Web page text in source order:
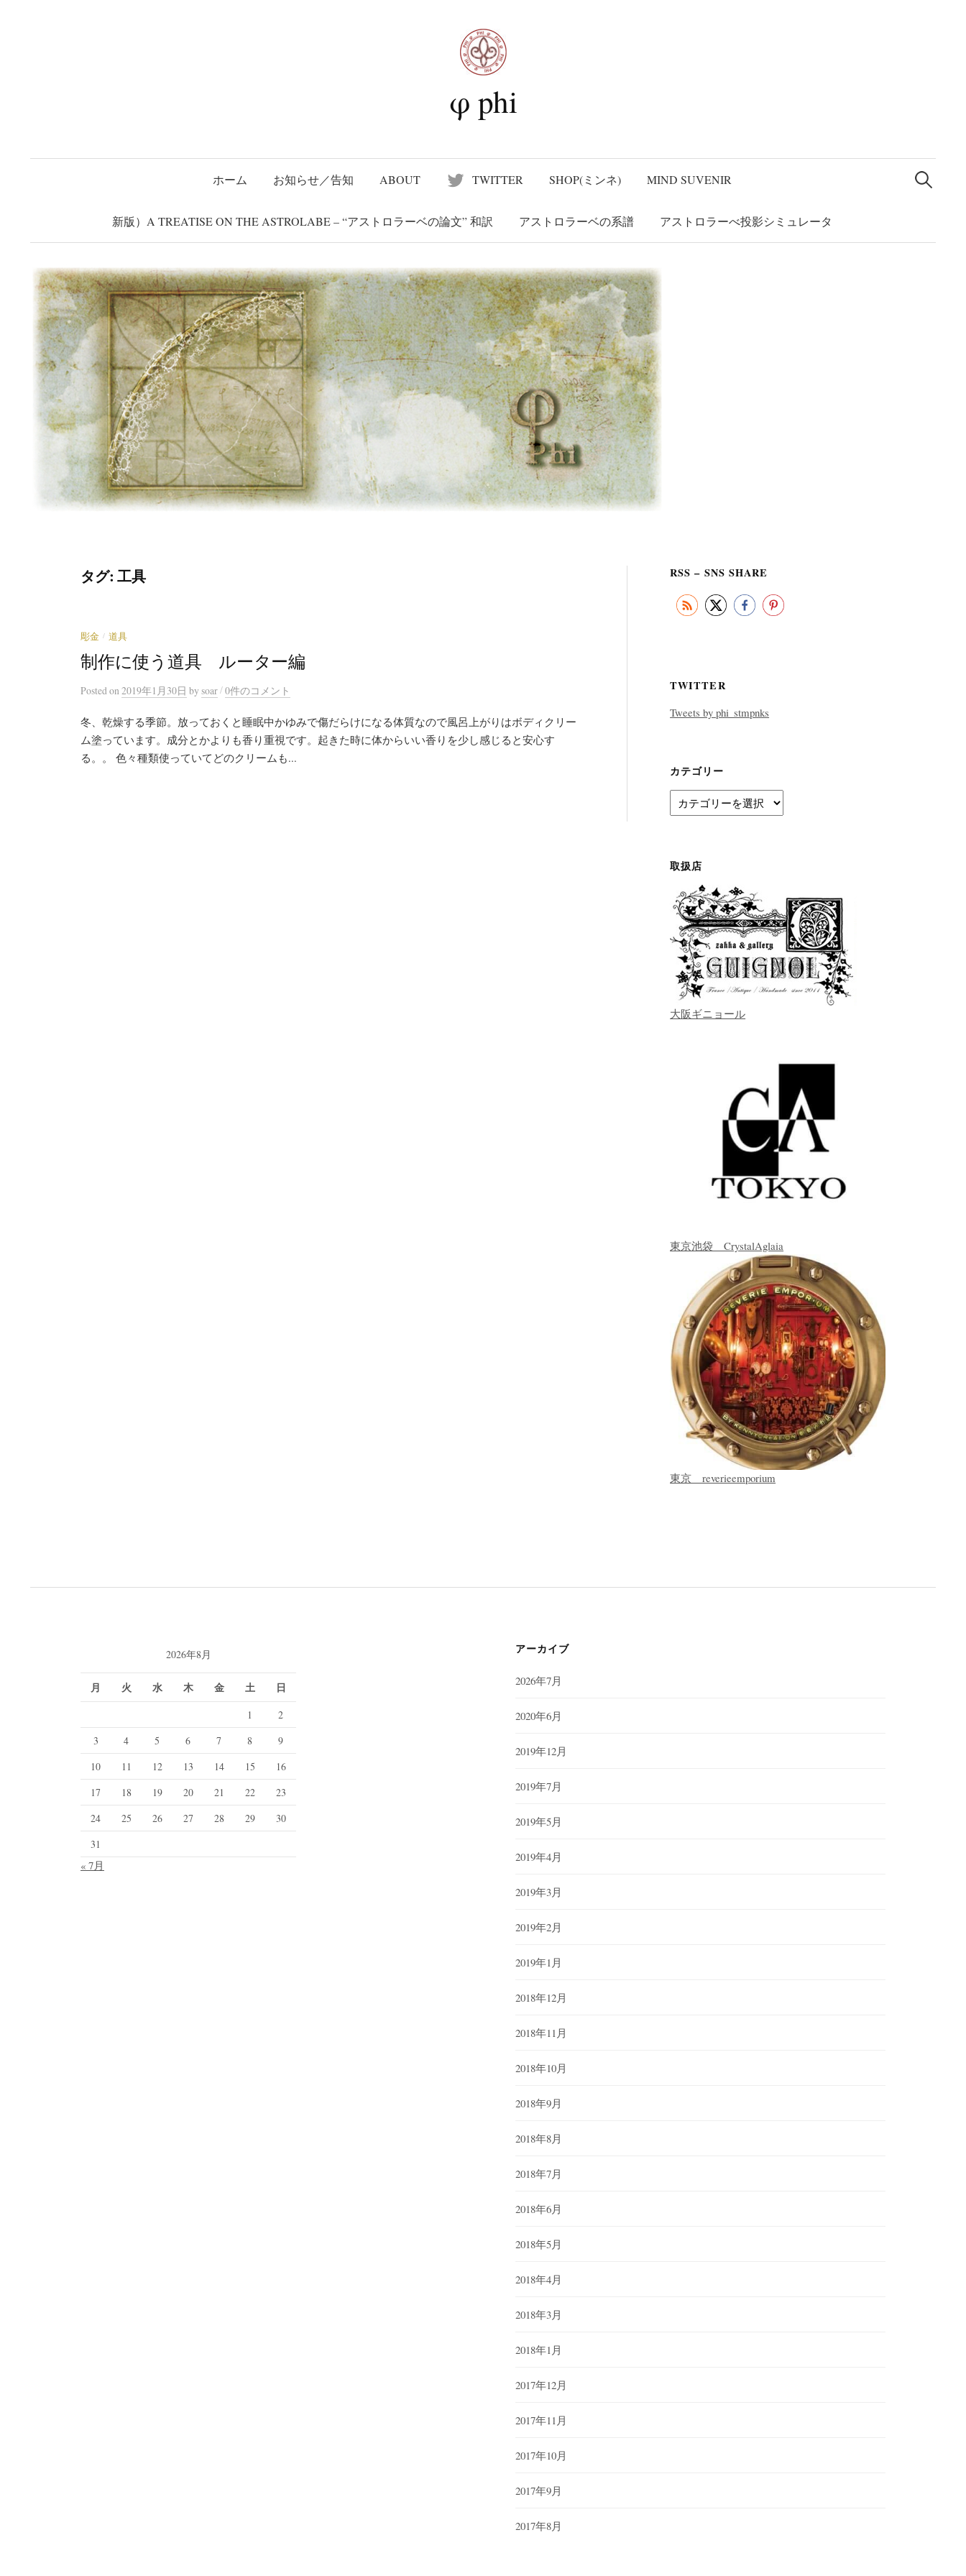
φ phi
ホーム お知らせ／告知 ABOUT TWITTER SHOP(ミンネ) MIND SUVENIR
新版）A TREATISE ON THE ASTROLABE – “アストロラーベの論文” 和訳 アストロラーベの系譜 アストロラーべ投影シミュレータ
検
索:
タグ:工具
彫金 / 道具
制作に使う道具 ルーター編
Postedon 2019年1月30日 by soar/0件のコメント
冬、乾燥する季節。放っておくと睡眠中かゆみで傷だらけになる体質なので風呂上がりはボディクリー
ム塗っています。成分とかよりも香り重視です。起きた時に体からいい香りを少し感じると安心す
る。。 色々種類使っていてどのクリームも...
RSS – SNS SHARE
TWITTER
Tweets by phi_stmpnks
カテゴリー
テ
ー
取扱店
大阪ギニョール
東京池袋 CrystalAglaia
東京 reverieemporium
2026年8月
月 火 水 木 金 土 日
1
2
3
4 5 6 7 8
9
10
11 12 13 14 15
16
17
18 19 20 21 22
23
24
25 26 27 28 29
30
31
« 7月
アーカイブ
2026年7月
2020年6月
2019年12月
2019年7月
2019年5月
2019年4月
2019年3月
2019年2月
2019年1月
2018年12月
2018年11月
2018年10月
2018年9月
2018年8月
2018年7月
2018年6月
2018年5月
2018年4月
2018年3月
2018年1月
2017年12月
2017年11月
2017年10月
2017年9月
2017年8月